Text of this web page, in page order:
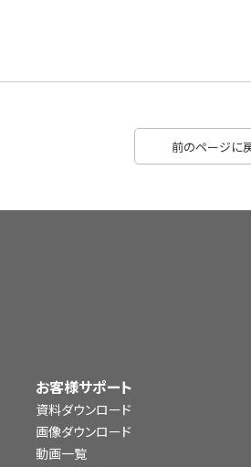
前のページに
お客様サポート
資料ダウンロード
画像ダウンロード
動画一覧